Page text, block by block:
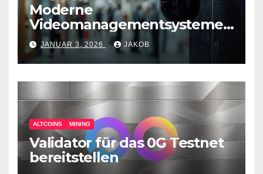
Moderne
Videomanagementsysteme
(VMS) – mehr als nur
Überwachungswerkzeuge
JANUAR 3, 2026 JAKOB
ALTCOINS MINING
Validator für das 0G Testnet
bereitstellen